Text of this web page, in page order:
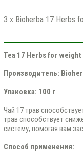
3 x Bioherba 17 Herbs
Tea 17 Herbs for
Производитель:
Упаковка: 100 г
Чай 17 трав
трав способствует
систему, помогая вам
Способ применения: